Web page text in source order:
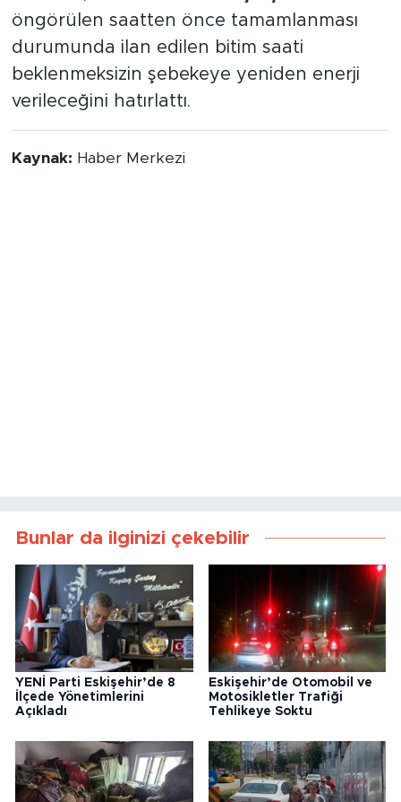
öngörülen saatten önce tamamlanması
durumunda ilan edilen bitim saati
beklenmeksizin şebekeye yeniden enerji
verileceğini hatırlattı.
Kaynak: Haber Merkezi
Bunlar da ilginizi çekebilir
YENİ Parti Eskişehir’de 8
İlçede Yönetimlerini
Açıkladı
Eskişehir’de Otomobil ve
Motosikletler Trafiği
Tehlikeye Soktu